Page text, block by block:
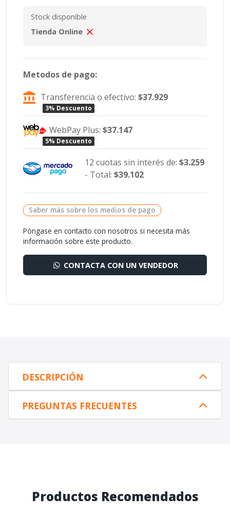
Stock disponible
Tienda Online
Metodos de pago:
Transferencia o efectivo:$37.929
3% Descuento
WebPay Plus:$37.147
5% Descuento
12 cuotas sin interés de: $3.259
- Total: $39.102
Saber más sobre los medios de pago
Póngase en contacto con nosotros si necesita más
información sobre este producto.
CONTACTA CON UN VENDEDOR
DESCRIPCIÓN
PREGUNTAS FRECUENTES
Productos Recomendados